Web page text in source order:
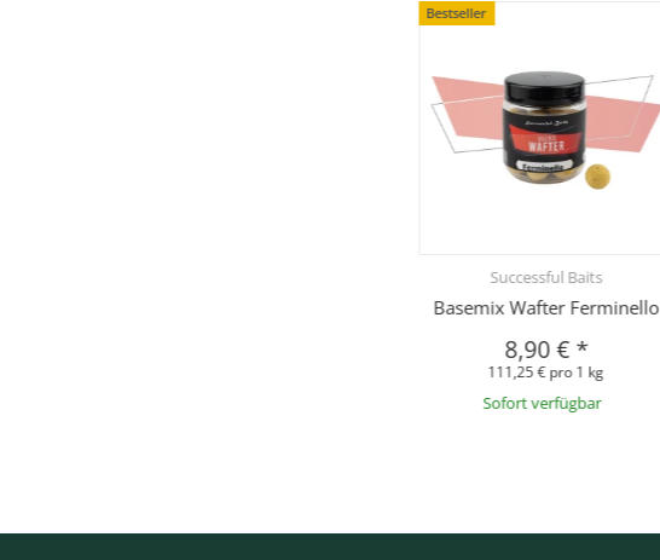
Bestseller
Successful Baits
Basemix Wafter Ferminello
8,90 €*
111,25 € pro 1 kg
Sofort verfügbar